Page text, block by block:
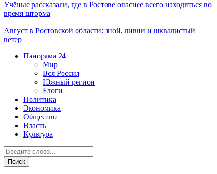
Учёные рассказали, где в Ростове опаснее всего находиться во
время шторма
Август в Ростовской области: зной, ливни и шквалистый
ветер
Панорама 24
Мир
Вся Россия
Южный регион
Блоги
Политика
Экономика
Общество
Власть
Культура